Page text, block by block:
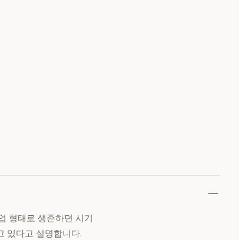
형태로 생존하던 시기
있다고 설명합니다.